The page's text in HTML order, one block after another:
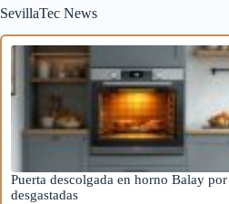
SevillaTec News
Puerta descolgada en horno Balay
desgastadas